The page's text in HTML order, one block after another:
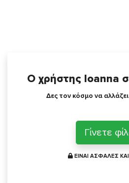
Ο χρήστης Ioanna
Δες τον κόσμο να
Γίνετε
ΕΙΝΑΙ ΑΣΦΑΛΕΣ ΚΑΙ